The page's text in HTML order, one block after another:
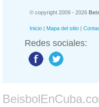
© copyright 2009 - 2026
Inicio | Mapa del sitio |
Redes sociales: